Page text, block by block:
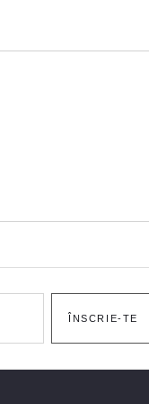
ÎNSCRIE-TE